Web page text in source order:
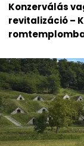
Konzerválás
revitalizáció –